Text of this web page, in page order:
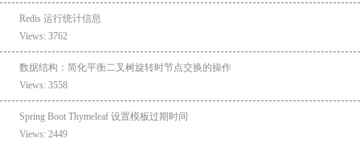
Redis 运行统计信息
Views: 3762
数据结构：简化平衡二叉树旋转时节点交换的操作
Views: 3558
Spring Boot Thymeleaf 设置模板过期时间
Views: 2449